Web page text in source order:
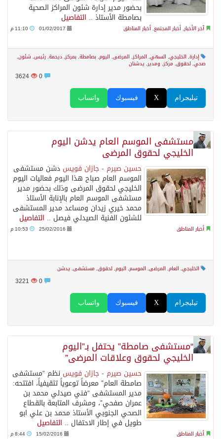
بحضور مدير إدارة شئون المراكز الصحية
بصامطة الأستاذ .. التفاصيل
آخر الأخبار, أخبار المجتمع, أخبار المناطق 01/02/2017
إدارة, الخليجي, السهي, المراكز, المرضى, اليوم, بصامطة, بمركز, ديحمة, رئيس, شئون,
صحي, لحقوق, مركز, ومدير, يدشنان
3624
واتساب فيسبوك X تيليجرام
مستشفى الموسم العام يدشن اليوم
الخليجي لحقوق المرضى
حسين صيرم - جازان فويس دشن مستشفى
الموسم العام صباح هذا اليوم فعاليات اليوم
الخليجي لحقوق المرضى وذلك بحضور مدير
مستشفى الموسم العام بالإنابة الأستاذ
محمد خيري زيدان ومساعد مدير المستشفى
للشئون الفنية الصيدلي فيصل .. التفاصيل
أخبار المناطق 25/02/2016
الخليجي, العام, المرضى, الموسم, اليوم, لحقوق, مستشفى, يدشن
3221
واتساب فيسبوك X تيليجرام
“مستشفى صامطة” يحتفل بـ”اليوم
الخليجي لحقوق وعلاقات المرضى”
حسين صيرم - جازان فويس نظم “مستشفى
صامطة العام” معرضاً توعوياً تثقيفياً، افتتحه:
مدير المستشفى “فني صيدلي محمد بن
عمران صفحي”، ومشرف المتابعة بالقطاع
الصحي الجنوبي الأستاذ محمد بن علي ابو
طويل في إطار الاحتفال .. التفاصيل
أخبار المناطق 15/02/2016